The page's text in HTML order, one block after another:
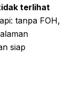
terlihat
tanpa FOH,
siap